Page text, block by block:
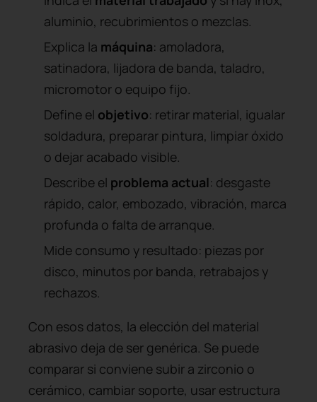
aluminio, recubrimientos o mezclas.
Explica la máquina: amoladora,
satinadora, lijadora de banda, taladro,
micromotor o equipo fijo.
Define el objetivo: retirar material, igualar
soldadura, preparar pintura, limpiar óxido
o dejar acabado visible.
Describe el problema actual: desgaste
rápido, calor, embozado, vibración, marca
profunda o falta de arranque.
Mide consumo y resultado: piezas por
disco, minutos por banda, retrabajos y
rechazos.
Con esos datos, la elección del material
abrasivo deja de ser genérica. Se puede
comparar si conviene subir a zirconio o
cerámico, cambiar soporte, usar estructura